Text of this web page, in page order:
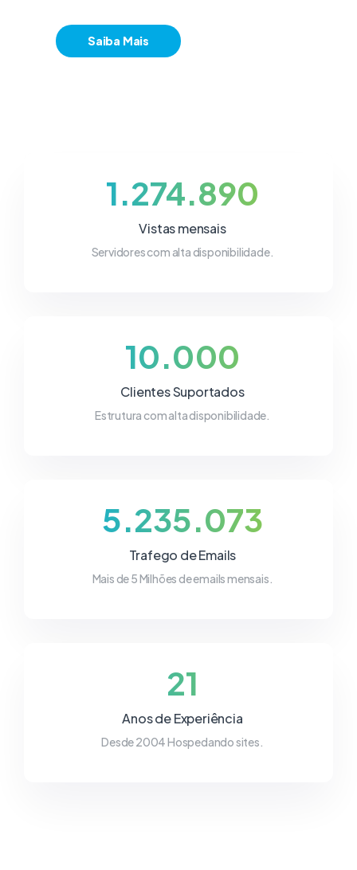
Saiba Mais
1.274.890
Vistas mensais
Servidores com alta disponibilidade.
10.000
Clientes Suportados
Estrutura com alta disponibilidade.
5.235.073
Trafego de Emails
Mais de 5 Milhões de emails mensais.
21
Anos de Experiência
Desde 2004 Hospedando sites.